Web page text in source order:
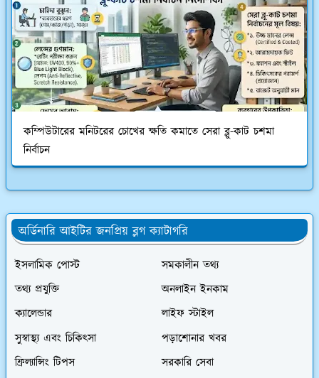
কম্পিউটারের মনিটরের চোখের ক্ষতি কমাতে সেরা ব্লু-কাট চশমা
নির্বাচন
অর্ডিনারি আইটির জনপ্রিয় ব্লগ ক্যাটাগরি
ইসলামিক পোস্ট
সমকালীন তথ্য
তথ্য প্রযুক্তি
অনলাইন ইনকাম
ক্যালেন্ডার
লাইফ স্টাইল
সুস্বাস্থ্য এবং চিকিৎসা
পড়াশোনার খবর
ফ্রিল্যান্সিং টিপস
সরকারি সেবা